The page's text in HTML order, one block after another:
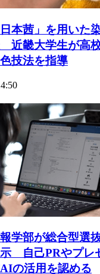
本茜」を用いた
近畿大学生が高
技法を指導
学部が総合型選
自己PRやプレ
の活用を認める